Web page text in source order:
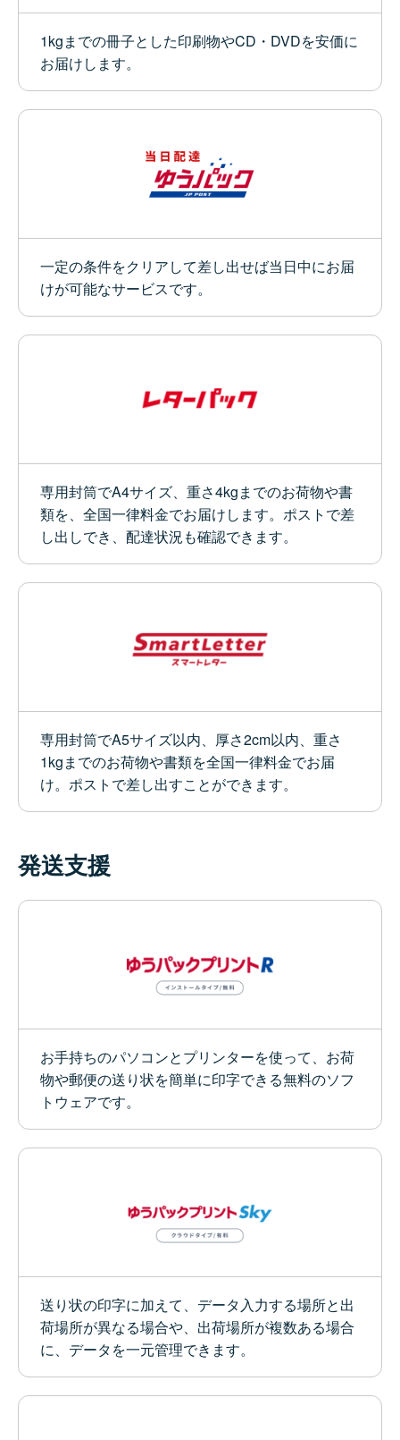
1kgまでの冊子とした印刷物やCD・DVDを安価に
お届けします。
一定の条件をクリアして差し出せば当日中にお届
けが可能なサービスです。
専用封筒でA4サイズ、重さ4kgまでのお荷物や書
類を、全国一律料金でお届けします。ポストで差
し出しでき、配達状況も確認できます。
専用封筒でA5サイズ以内、厚さ2cm以内、重さ
1kgまでのお荷物や書類を全国一律料金でお届
け。ポストで差し出すことができます。
発送支援
お手持ちのパソコンとプリンターを使って、お荷
物や郵便の送り状を簡単に印字できる無料のソフ
トウェアです。
送り状の印字に加えて、データ入力する場所と出
荷場所が異なる場合や、出荷場所が複数ある場合
に、データを一元管理できます。